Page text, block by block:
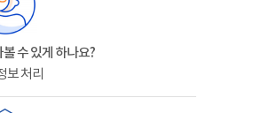
수 있게 하나요?
보 처리